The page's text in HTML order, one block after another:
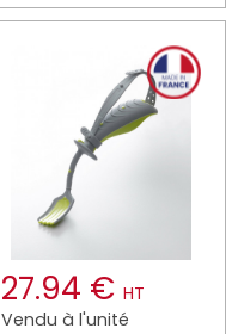
27.94 € HT
Vendu à l'unité